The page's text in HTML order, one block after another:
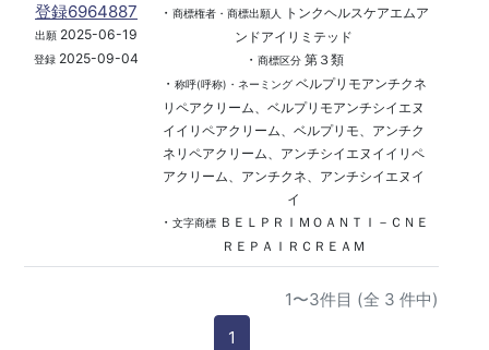
登録6964887
出願 2025-06-19
登録 2025-09-04
・ 商標権者・商標出願人
トンクヘルスケアエムア
ンドアイリミテッド
・ 商標区分第３類
・ 称呼(呼称)・ネーミングベルプリモアンチクネ
リペアクリーム、ベルプリモアンチシイエヌ
イイリペアクリーム、ベルプリモ、アンチク
ネリペアクリーム、アンチシイエヌイイリペ
アクリーム、アンチクネ、アンチシイエヌイ
イ
・ 文字商標ＢＥＬＰＲＩＭＯＡＮＴＩ－ＣＮＥ
ＲＥＰＡＩＲＣＲＥＡＭ
1〜3件目 (全 3 件中)
1